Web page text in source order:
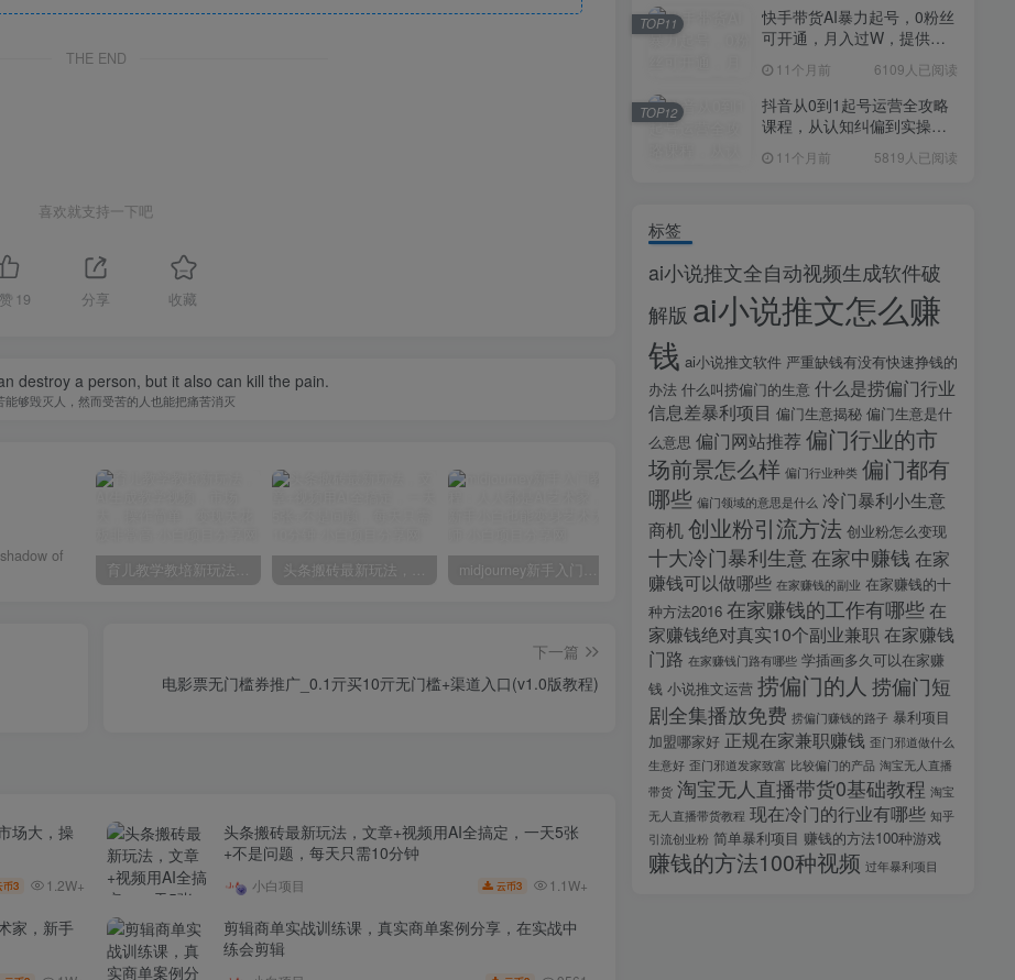
THE END
喜欢就支持一下吧
19 分享 收藏
destroy a person, but it also can kill the pain.
能够毁灭人，然而受苦的人也能把痛苦消灭
of
育儿教学教培新玩法，AI生成教学视频，市场大，操作简单，变现天花板非常高 头条搬砖最新玩法，文章+视频用AI全搞定，一天5张+不是问题，每天只需10分钟 midjourney新手入门教程：人人都是AI艺术家，新手小白也能变身艺术大师 剪辑商单实战训练课，真实商单案例分享，在实战中练会剪辑 2025剪辑拍摄特效全能创作课，零基础到全能创作
下一篇
电影票无门槛券推广_0.1亓买10亓无门槛+渠道入口(v1.0版教程)
场大，操
币3 1.2W+
头条搬砖最新玩法，文章+视频用AI全搞定，一天5张
+不是问题，每天只需10分钟
小白项目 云币3 1.1W+
家，新手
剪辑商单实战训练课，真实商单案例分享，在实战中
练会剪辑
快手带货AI暴力起号，0粉丝
可开通，月入过W，提供账
项目【揭秘】
11个月前 6109人已阅读
TOP11
抖音从0到1起号运营全攻略
课程，从认知纠偏到实操落
11个月前 5819人已阅读
TOP12
标签
ai小说推文全自动视频生成软件破
解版 ai小说推文怎么赚
钱 ai小说推文软件 严重缺钱有没有快速挣钱的
办法 什么叫捞偏门的生意 什么是捞偏门行业
信息差暴利项目 偏门生意揭秘 偏门生意是什
么意思 偏门网站推荐 偏门行业的市
场前景怎么样 偏门行业种类 偏门都有
哪些 偏门领域的意思是什么 冷门暴利小生意
商机创业粉引流方法 创业粉怎么变现
十大冷门暴利生意 在家中赚钱 在家
赚钱可以做哪些 在家赚钱的副业 在家赚钱的十
种方法2016 在家赚钱的工作有哪些在
家赚钱绝对真实10个副业兼职 在家赚钱
门路 在家赚钱门路有哪些 学插画多久可以在家赚
钱 小说推文运营 捞偏门的人 捞偏门短
剧全集播放免费 捞偏门赚钱的路子 暴利项目
加盟哪家好 正规在家兼职赚钱 歪门邪道做什么
生意好 歪门邪道发家致富 比较偏门的产品 淘宝无人直播
带货 淘宝无人直播带货0基础教程 淘宝
无人直播带货教程 现在冷门的行业有哪些 知乎
引流创业粉 简单暴利项目 赚钱的方法100种游戏
赚钱的方法100种视频 过年暴利项目